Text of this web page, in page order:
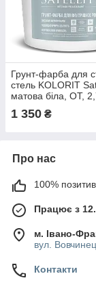
Грунт-фарба для
стель KOLORIT
матова біла, ОТ,
1 350 ₴
Про нас
100%
Працює з
м. Івано-
вул.
Контакти